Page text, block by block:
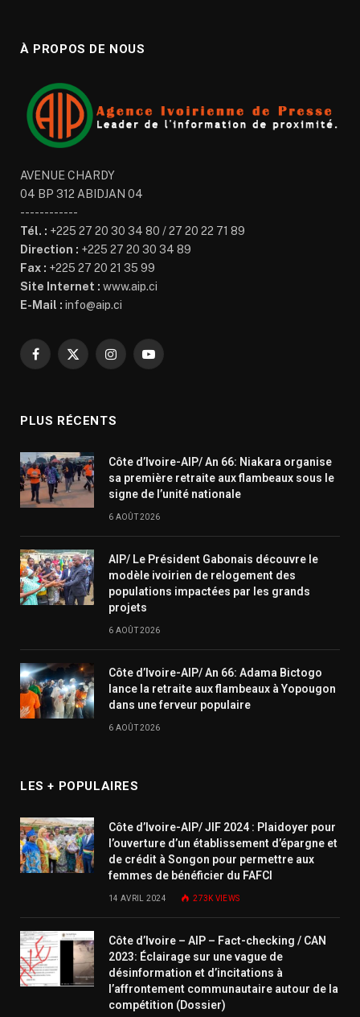
À PROPOS DE NOUS
AVENUE CHARDY
04 BP 312 ABIDJAN 04
------------
Tél. : +225 27 20 30 34 80 / 27 20 22 71 89
Direction : +225 27 20 30 34 89
Fax : +225 27 20 21 35 99
Site Internet : www.aip.ci
E-Mail : info@aip.ci
Facebook
X
InstagramYouTube
PLUS RÉCENTS
Côte d’Ivoire-AIP/ An 66: Niakara organise
sa première retraite aux flambeaux sous le
signe de l’unité nationale
6 AOÛT 2026
AIP/ Le Président Gabonais découvre le
modèle ivoirien de relogement des
populations impactées par les grands
projets
6 AOÛT 2026
Côte d’Ivoire-AIP/ An 66: Adama Bictogo
lance la retraite aux flambeaux à Yopougon
dans une ferveur populaire
6 AOÛT 2026
LES + POPULAIRES
Côte d’Ivoire-AIP/ JIF 2024 : Plaidoyer pour
l’ouverture d’un établissement d’épargne et
de crédit à Songon pour permettre aux
femmes de bénéficier du FAFCI
14 AVRIL 2024 273K VIEWS
Côte d’Ivoire – AIP – Fact-checking / CAN
2023: Éclairage sur une vague de
désinformation et d’incitations à
l’affrontement communautaire autour de la
compétition (Dossier)